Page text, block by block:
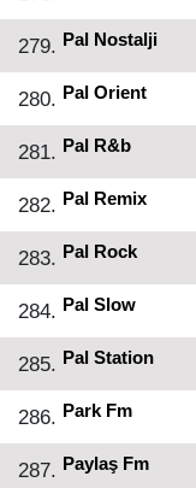
279. Pal Nostalji
280. Pal Orient
281. Pal R&b
282. Pal Remix
283. Pal Rock
284. Pal Slow
285. Pal Station
286. Park Fm
287. Paylaş Fm